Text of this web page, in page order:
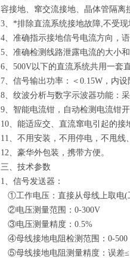
容接地、窜交流接地、晶体管隔离
3、*排除直流系统接地故障,不受
4、准确指示接地信号电流方向，
5、准确检测线路泄露电流的大小
6、500V以下的直流系统共用一套
7、信号输出功率：＜0.15W，内
8、纹波分析与数字示波器功能：
9、智能电流钳，自动检测电流钳
10、能适应交、直流窜电引起的接
11、不用安装，不用停电，不甩线
12、豪华外包装，携带方便。
三、技术参数
1、信号发送器：
①工作电压：直接从母线上取电(
②电压测量范围：0-300V
③电压测量精度：0.5%
④母线接地电阻检测范围：0-
⑤母线接地电阻测量精度：误差